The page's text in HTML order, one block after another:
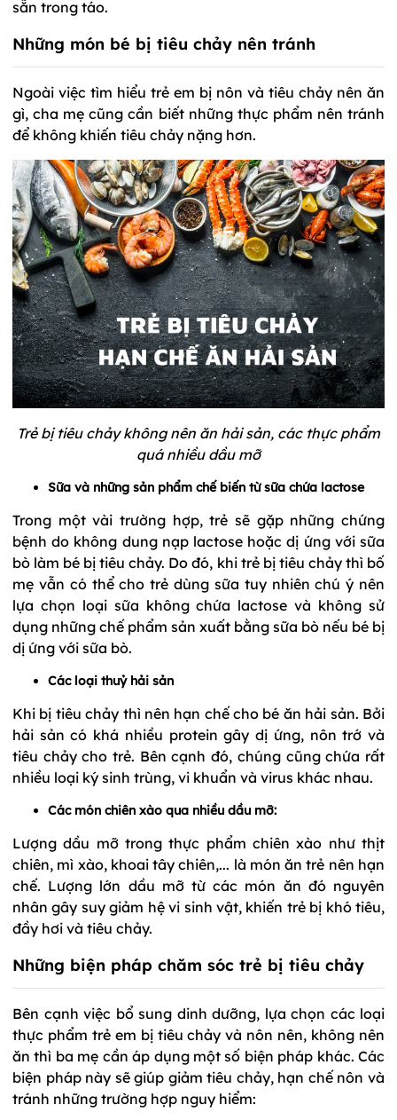
sẵn trong táo.
Những món bé bị tiêu chảy nên tránh
Ngoài việc tìm hiểu trẻ em bị nôn và tiêu chảy nên ăn
gì, cha mẹ cũng cần biết những thực phẩm nên tránh
để không khiến tiêu chảy nặng hơn.
Trẻ bị tiêu chảy không nên ăn hải sản, các thực phẩm
quá nhiều dầu mỡ
Sữa và những sản phẩm chế biến từ sữa chứa lactose
Trong một vài trường hợp, trẻ sẽ gặp những chứng
bệnh do không dung nạp lactose hoặc dị ứng với sữa
bò làm bé bị tiêu chảy. Do đó, khi trẻ bị tiêu chảy thì bố
mẹ vẫn có thể cho trẻ dùng sữa tuy nhiên chú ý nên
lựa chọn loại sữa không chứa lactose và không sử
dụng những chế phẩm sản xuất bằng sữa bò nếu bé bị
dị ứng với sữa bò.
Các loại thuỷ hải sản
Khi bị tiêu chảy thì nên hạn chế cho bé ăn hải sản. Bởi
hải sản có khá nhiều protein gây dị ứng, nôn trớ và
tiêu chảy cho trẻ. Bên cạnh đó, chúng cũng chứa rất
nhiều loại ký sinh trùng, vi khuẩn và virus khác nhau.
Các món chiên xào qua nhiều dầu mỡ:
Lượng dầu mỡ trong thực phẩm chiên xào như thịt
chiên, mì xào, khoai tây chiên,... là món ăn trẻ nên hạn
chế. Lượng lớn dầu mỡ từ các món ăn đó nguyên
nhân gây suy giảm hệ vi sinh vật, khiến trẻ bị khó tiêu,
đầy hơi và tiêu chảy.
Những biện pháp chăm sóc trẻ bị tiêu chảy
Bên cạnh việc bổ sung dinh dưỡng, lựa chọn các loại
thực phẩm trẻ em bị tiêu chảy và nôn nên, không nên
ăn thì ba mẹ cần áp dụng một số biện pháp khác. Các
biện pháp này sẽ giúp giảm tiêu chảy, hạn chế nôn và
tránh những trường hợp nguy hiểm: